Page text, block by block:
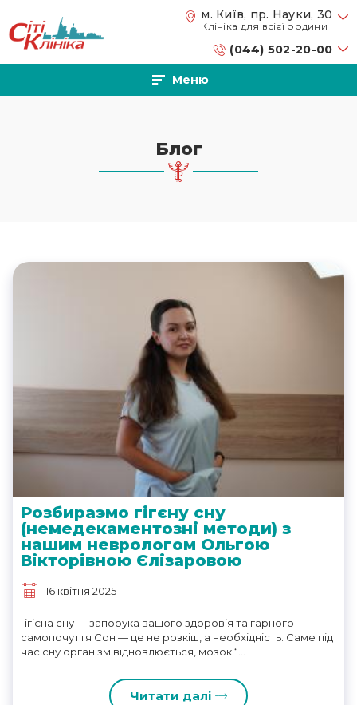
м. Київ, пр. Науки, 30
Клініка для всієї родини
(044) 502-20-00
Меню
Блог
Розбираэмо гігєну сну
(немедекаментозні методи) з
нашим неврологом Ольгою
Вікторівною Єлізаровою
16 квітня 2025
Гігієна сну — запорука вашого здоров’я та гарного
самопочуття Сон — це не розкіш, а необхідність. Саме під
час сну організм відновлюється, мозок “...
Читати далі